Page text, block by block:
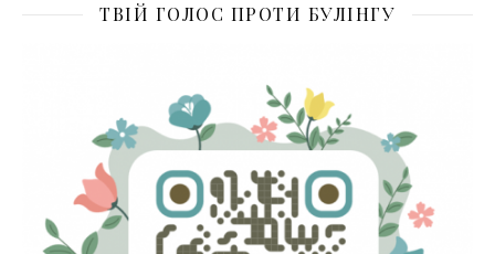
ТВІЙ ГОЛОС ПРОТИ БУЛІНГУ